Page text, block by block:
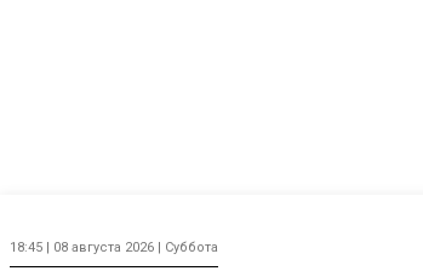
18:45 | 08 августа 2026 | Суббота